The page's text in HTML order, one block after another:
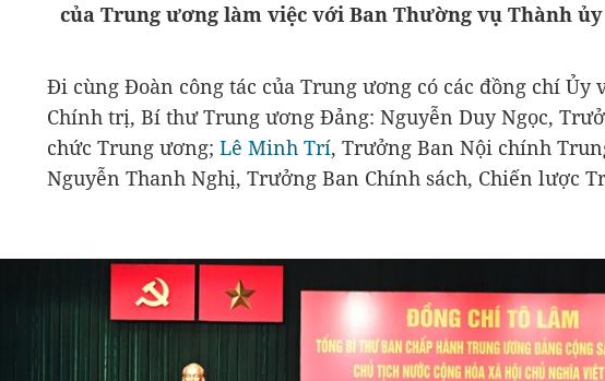
của Trung ương làm việc với Ban Thường vụ Thành ủy
Đi cùng Đoàn công tác của Trung ương có các đồng chí Ủy
Chính trị, Bí thư Trung ương Đảng: Nguyễn Duy Ngọc,
chức Trung ương; Lê Minh Trí, Trưởng Ban Nội chính
Nguyễn Thanh Nghị, Trưởng Ban Chính sách, Chiến lược